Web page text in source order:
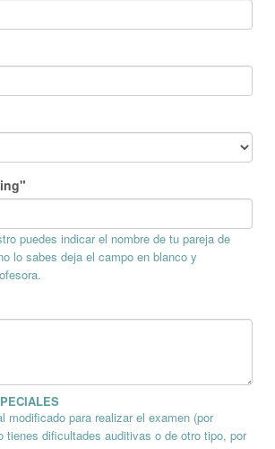
puedes indicar el nombre de tu pareja de
lo sabes deja el campo en blanco y
modificado para realizar el examen (por
tienes dificultades auditivas o de otro tipo, por